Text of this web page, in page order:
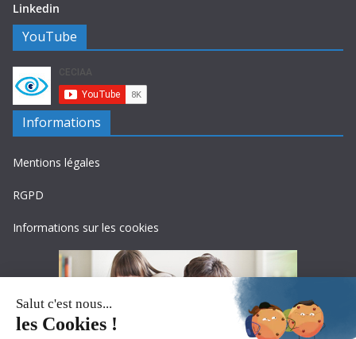
Linkedin
YouTube
Informations
Mentions légales
RGPD
Informations sur les cookies